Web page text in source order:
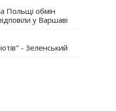
Польщі обмін
у Варшаві
- Зеленський